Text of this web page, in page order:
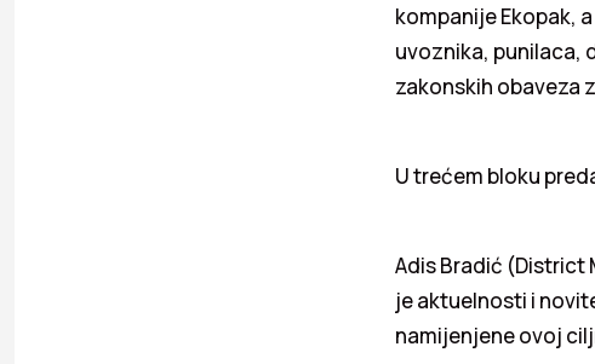
kompanije Ekopak,
uvoznika, punilaca,
zakonskih obaveza
U trećem bloku
Adis Bradić (District
je aktuelnosti i
namijenjene ovoj